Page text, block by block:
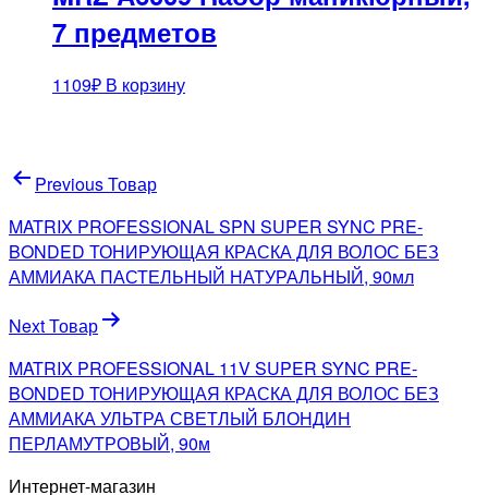
7 предметов
1109₽ В корзину
Навигация
по
записям
Previous Товар
MATRIX PROFESSIONAL SPN SUPER SYNC PRE-
BONDED ТОНИРУЮЩАЯ КРАСКА ДЛЯ ВОЛОС БЕЗ
АММИАКА ПАСТЕЛЬНЫЙ НАТУРАЛЬНЫЙ, 90мл
Next Товар
MATRIX PROFESSIONAL 11V SUPER SYNC PRE-
BONDED ТОНИРУЮЩАЯ КРАСКА ДЛЯ ВОЛОС БЕЗ
АММИАКА УЛЬТРА СВЕТЛЫЙ БЛОНДИН
ПЕРЛАМУТРОВЫЙ, 90м
Интернет-магазин